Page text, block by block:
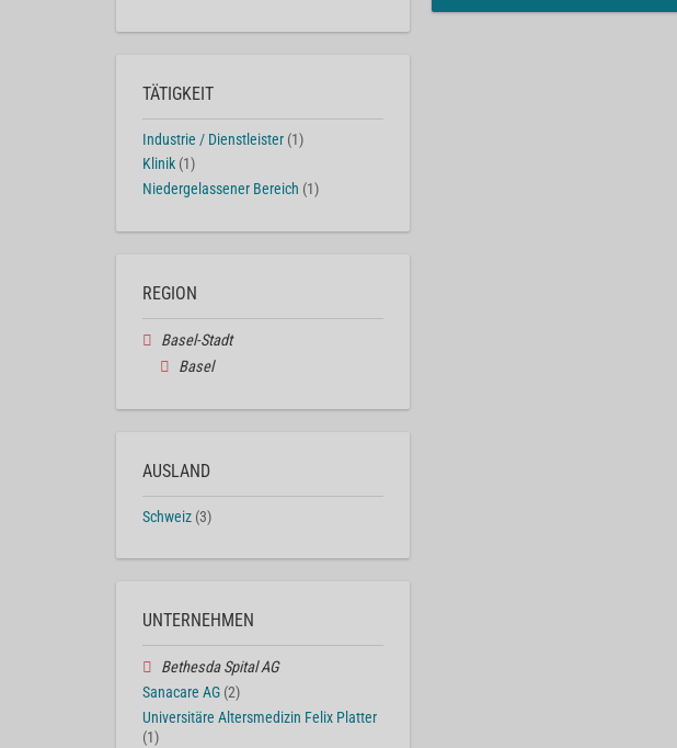
TÄTIGKEIT
Industrie / Dienstleister (1)
Klinik (1)
Niedergelassener Bereich (1)
REGION
Basel-Stadt
Basel
AUSLAND
Schweiz (3)
UNTERNEHMEN
Bethesda Spital AG
Sanacare AG (2)
Universitäre Altersmedizin Felix Platter
(1)